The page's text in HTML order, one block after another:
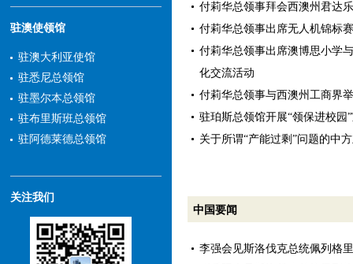
驻澳使领馆
驻澳大利亚使馆
驻悉尼总领馆
驻墨尔本总领馆
驻布里斯班总领馆
驻阿德莱德总领馆
关注我们
付莉华总领事拜会西澳州君达
付莉华总领事出席无人机锦标
付莉华总领事出席澳博思小学
化交流活动
付莉华总领事与西澳州工商界
驻珀斯总领馆开展“领保进校园
关于所谓“产能过剩”问题的中
中国要闻
李强会见斯洛伐克总统佩列格